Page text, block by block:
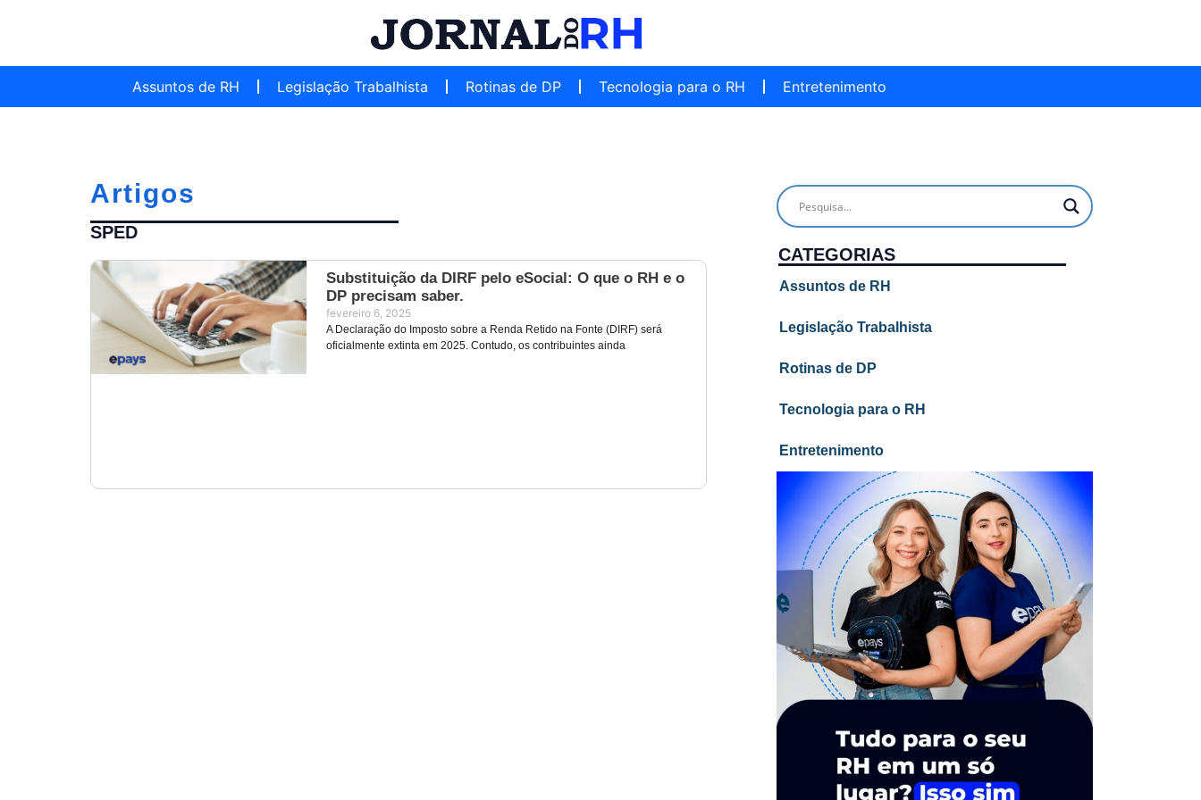
Assuntos de RH Legislação Trabalhista Rotinas de DP Tecnologia para o RH Entretenimento
Artigos
SPED
Substituição da DIRF pelo eSocial: O que o RH e o
DP precisam saber.
fevereiro 6, 2025
A Declaração do Imposto sobre a Renda Retido na Fonte (DIRF) será
oficialmente extinta em 2025. Contudo, os contribuintes ainda
CATEGORIAS
Assuntos de RH
Legislação Trabalhista
Rotinas de DP
Tecnologia para o RH
Entretenimento